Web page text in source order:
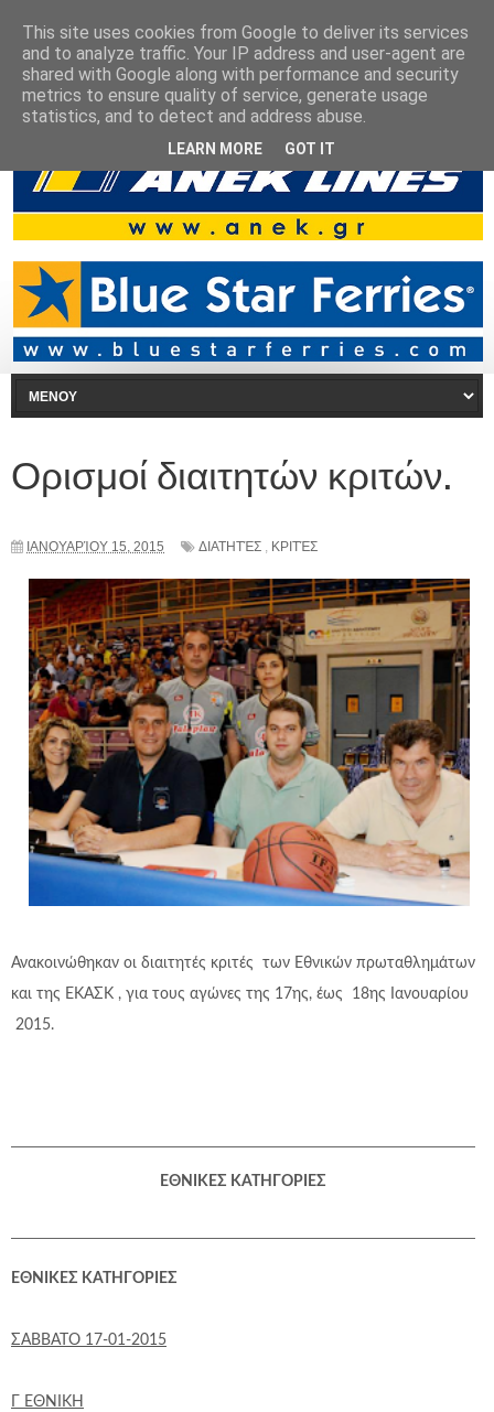
Ορισμοί διαιτητών κριτών.
ΙΑΝΟΥΑΡΊΟΥ 15, 2015 ΔΙΑΤΗΤΈΣ , ΚΡΙΤΈΣ
Ανακοινώθηκαν οι διαιτητές κριτές των Εθνικών πρωταθλημάτων
και της ΕΚΑΣΚ , για τους αγώνες της 17ης, έως 18ης Ιανουαρίου
2015.
ΕΘΝΙΚΕΣ ΚΑΤΗΓΟΡΙΕΣ
ΕΘΝΙΚΕΣ ΚΑΤΗΓΟΡΙΕΣ
ΣΑΒΒΑΤΟ 17-01-2015
Γ ΕΘΝΙΚΗ
This site uses cookies from Google to deliver its services
and to analyze traffic. Your IP address and user-agent are
shared with Google along with performance and security
metrics to ensure quality of service, generate usage
statistics, and to detect and address abuse.
LEARN MORE GOT IT